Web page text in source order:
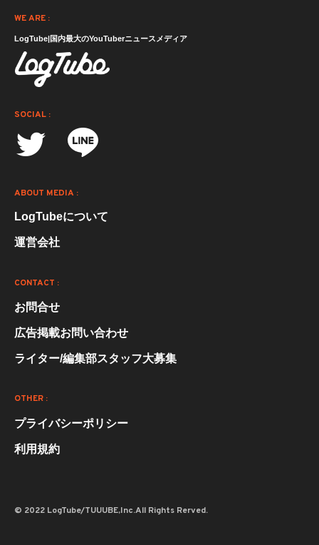
WE ARE :
LogTube|国内最大のYouTuberニュースメディア
SOCIAL :
ABOUT MEDIA :
LogTubeについて
運営会社
CONTACT :
お問合せ
広告掲載お問い合わせ
ライター/編集部スタッフ大募集
OTHER :
プライバシーポリシー
利用規約
© 2022 LogTube/TUUUBE,Inc.All Rights Rerved.